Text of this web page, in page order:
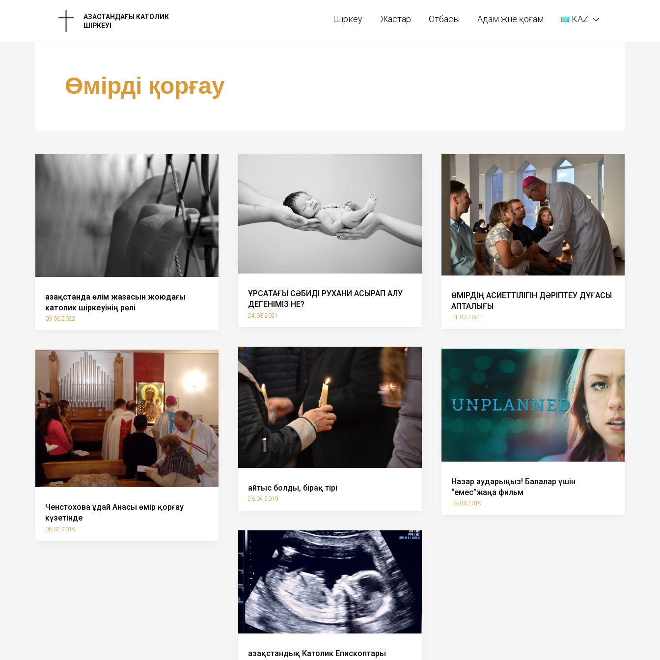
content
ҚАЗАҚСТАНДАҒЫ КАТОЛИК
ШІРКЕУІ
Шіркеу Жастар Отбасы Адам және қоғам KAZ
Өмірді қорғау
Қазақстанда өлім жазасын жоюдағы
католик шіркеуінің рөлі
09.06.2022
ҚҰРСАҚТАҒЫ СӘБИДІ РУХАНИ АСЫРАП АЛУ
ДЕГЕНІМІЗ НЕ?
24.03.2021
ӨМІРДІҢ ҚАСИЕТТІЛІГІН ДӘРІПТЕУ ДҰҒАСЫ
АПТАЛЫҒЫ
11.03.2021
Қайтыс болды, бірақ тірі
26.04.2019
Назар аударыңыз! Балалар үшін
“емес”жаңа фильм
18.04.2019
Ченстохова Құдай Анасы өмір қорғау
күзетінде
05.02.2019
Қазақстандық Католик Епископтары